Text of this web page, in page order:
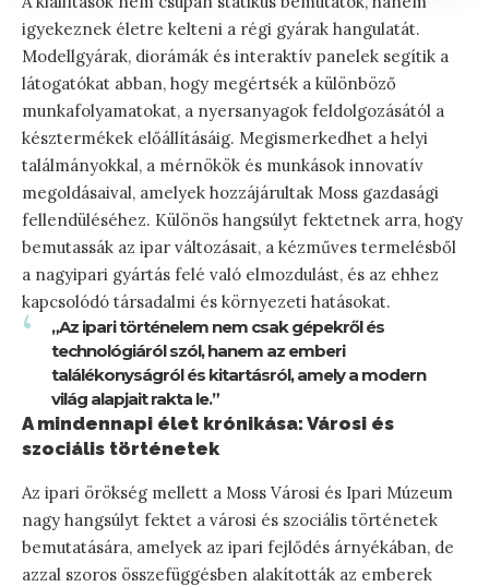
igyekeznek életre kelteni a régi gyárak hangulatát.
Modellgyárak, diorámák és interaktív panelek segítik a
látogatókat abban, hogy megértsék a különböző
munkafolyamatokat, a nyersanyagok feldolgozásától a
késztermékek előállításáig. Megismerkedhet a helyi
találmányokkal, a mérnökök és munkások innovatív
megoldásaival, amelyek hozzájárultak Moss gazdasági
fellendüléséhez. Különös hangsúlyt fektetnek arra, hogy
bemutassák az ipar változásait, a kézműves termelésből
a nagyipari gyártás felé való elmozdulást, és az ehhez
kapcsolódó társadalmi és környezeti hatásokat.
„Az ipari történelem nem csak gépekről és
technológiáról szól, hanem az emberi
találékonyságról és kitartásról, amely a modern
világ alapjait rakta le.”
A mindennapi élet krónikása: Városi és
szociális történetek
Az ipari örökség mellett a Moss Városi és Ipari Múzeum
nagy hangsúlyt fektet a városi és szociális történetek
bemutatására, amelyek az ipari fejlődés árnyékában, de
azzal szoros összefüggésben alakították az emberek